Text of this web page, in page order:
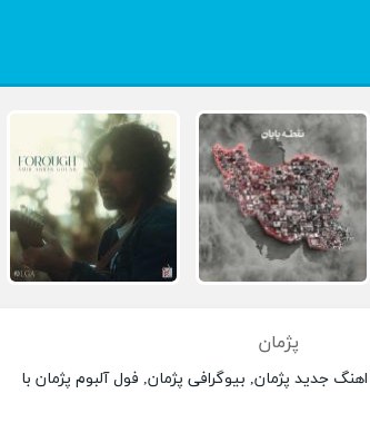
پژمان
جدید پژمان, بیوگرافی پژمان, فول آلبوم پژمان با